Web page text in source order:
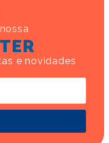
e novidades